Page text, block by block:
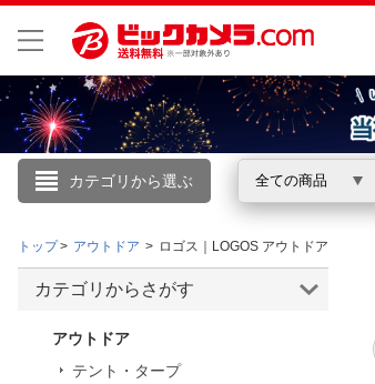
カテゴリから選ぶ 全ての商品
こんにちは
ログイン
トップ アウトドア ロゴス｜LOGOS アウトドア
カテゴリからさがす
アウトドア
テント・タープ